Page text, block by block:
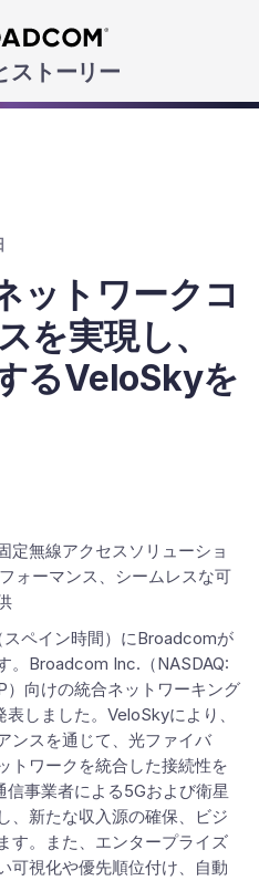
Skip to main content
ストーリー
ットワークコ
を実現し、
るVeloSkyを
定無線アクセスソリューショ
ォーマンス、シームレスな可
ペイン時間）にBroadcomが
。Broadcom Inc.（NASDAQ:
）向けの統合ネットワーキング
しました。VeloSkyにより、
ンスを通じて、光ファイバ
トワークを統合した接続性を
事業者による5Gおよび衛星
、新たな収入源の確保、ビジ
す。また、エンタープライズ
可視化や優先順位付け、自動